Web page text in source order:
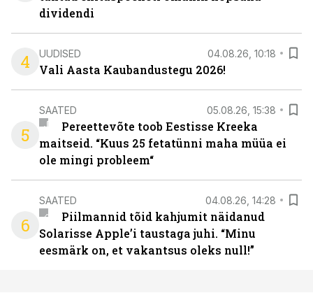
dividendi
4 UUDISED 04.08.26, 10:18
Vali Aasta Kaubandustegu 2026!
5
SAATED 05.08.26, 15:38
Pereettevõte toob Eestisse Kreeka
maitseid. “Kuus 25 fetatünni maha müüa ei
ole mingi probleem“
6
SAATED 04.08.26, 14:28
Piilmannid tõid kahjumit näidanud
Solarisse Apple’i taustaga juhi. “Minu
eesmärk on, et vakantsus oleks null!”